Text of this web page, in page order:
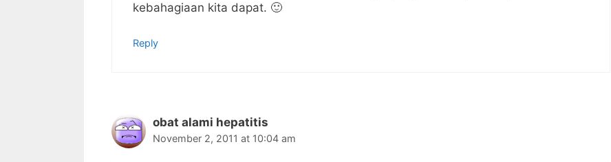
kebahagiaan kita dapat. 🙂
Reply
obat alami hepatitis
November 2, 2011 at 10:04 am